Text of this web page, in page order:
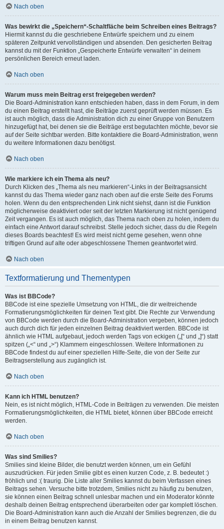
Nach oben
Was bewirkt die „Speichern“-Schaltfläche beim Schreiben eines Beitrags?
Hiermit kannst du die geschriebene Entwürfe speichern und zu einem
späteren Zeitpunkt vervollständigen und absenden. Den gesicherten Beitrag
kannst du mit der Funktion „Gespeicherte Entwürfe verwalten“ in deinem
persönlichen Bereich erneut laden.
Nach oben
Warum muss mein Beitrag erst freigegeben werden?
Die Board-Administration kann entschieden haben, dass in dem Forum, in dem
du einen Beitrag erstellt hast, die Beiträge zuerst geprüft werden müssen. Es
ist auch möglich, dass die Administration dich zu einer Gruppe von Benutzern
hinzugefügt hat, bei denen sie die Beiträge erst begutachten möchte, bevor sie
auf der Seite sichtbar werden. Bitte kontaktiere die Board-Administration, wenn
du weitere Informationen dazu benötigst.
Nach oben
Wie markiere ich ein Thema als neu?
Durch Klicken des „Thema als neu markieren“-Links in der Beitragsansicht
kannst du das Thema wieder ganz nach oben auf die erste Seite des Forums
holen. Wenn du den entsprechenden Link nicht siehst, dann ist die Funktion
möglicherweise deaktiviert oder seit der letzten Markierung ist nicht genügend
Zeit vergangen. Es ist auch möglich, das Thema nach oben zu holen, indem du
einfach eine Antwort darauf schreibst. Stelle jedoch sicher, dass du die Regeln
dieses Boards beachtest! Es wird meist nicht gerne gesehen, wenn ohne
triftigen Grund auf alte oder abgeschlossene Themen geantwortet wird.
Nach oben
Textformatierung und Thementypen
Was ist BBCode?
BBCode ist eine spezielle Umsetzung von HTML, die dir weitreichende
Formatierungsmöglichkeiten für deinen Text gibt. Die Rechte zur Verwendung
von BBCode werden durch die Board-Administration vergeben, können jedoch
auch durch dich für jeden einzelnen Beitrag deaktiviert werden. BBCode ist
ähnlich wie HTML aufgebaut, jedoch werden Tags von eckigen („[“ und „]“) statt
spitzen („<“ und „>“) Klammern eingeschlossen. Weitere Informationen zu
BBCode findest du auf einer speziellen Hilfe-Seite, die von der Seite zur
Beitragserstellung aus zugänglich ist.
Nach oben
Kann ich HTML benutzen?
Nein, es ist nicht möglich, HTML-Code in Beiträgen zu verwenden. Die meisten
Formatierungsmöglichkeiten, die HTML bietet, können über BBCode erreicht
werden.
Nach oben
Was sind Smilies?
Smilies sind kleine Bilder, die benutzt werden können, um ein Gefühl
auszudrücken. Für jeden Smilie gibt es einen kurzen Code, z. B. bedeutet :)
fröhlich und :( traurig. Die Liste aller Smilies kannst du beim Verfassen eines
Beitrags sehen. Versuche bitte trotzdem, Smilies nicht zu häufig zu benutzen,
sie können einen Beitrag schnell unlesbar machen und ein Moderator könnte
deshalb deinen Beitrag entsprechend überarbeiten oder gar komplett löschen.
Die Board-Administration kann auch die Anzahl der Smilies begrenzen, die du
in einem Beitrag benutzen kannst.